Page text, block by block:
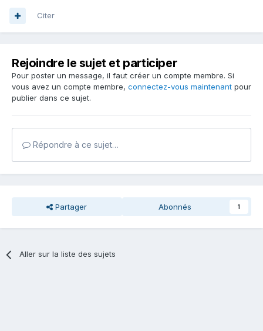
Citer
Rejoindre le sujet et participer
Pour poster un message, il faut créer un compte membre. Si
vous avez un compte membre, connectez-vous maintenant pour
publier dans ce sujet.
Répondre à ce sujet…
Partager Abonnés 1
Aller sur la liste des sujets